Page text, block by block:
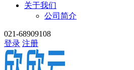
关于我们
公司简介
021-68909108
登录 注册